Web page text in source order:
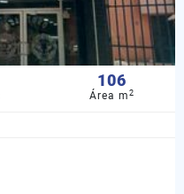
106
Área m2